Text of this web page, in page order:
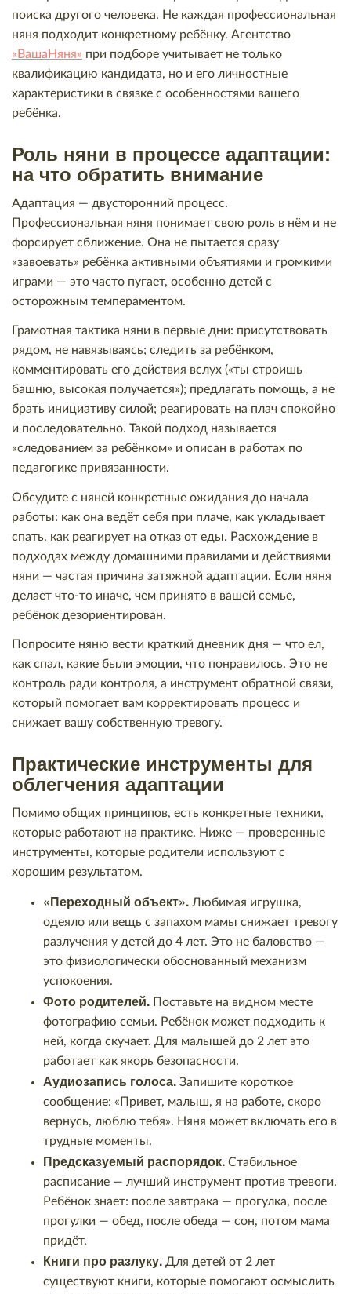
поиска другого человека. Не каждая профессиональная
няня подходит конкретному ребёнку. Агентство
«ВашаНяня» при подборе учитывает не только
квалификацию кандидата, но и его личностные
характеристики в связке с особенностями вашего
ребёнка.
Роль няни в процессе адаптации:
на что обратить внимание
Адаптация — двусторонний процесс.
Профессиональная няня понимает свою роль в нём и не
форсирует сближение. Она не пытается сразу
«завоевать» ребёнка активными объятиями и громкими
играми — это часто пугает, особенно детей с
осторожным темпераментом.
Грамотная тактика няни в первые дни: присутствовать
рядом, не навязываясь; следить за ребёнком,
комментировать его действия вслух («ты строишь
башню, высокая получается»); предлагать помощь, а не
брать инициативу силой; реагировать на плач спокойно
и последовательно. Такой подход называется
«следованием за ребёнком» и описан в работах по
педагогике привязанности.
Обсудите с няней конкретные ожидания до начала
работы: как она ведёт себя при плаче, как укладывает
спать, как реагирует на отказ от еды. Расхождение в
подходах между домашними правилами и действиями
няни — частая причина затяжной адаптации. Если няня
делает что-то иначе, чем принято в вашей семье,
ребёнок дезориентирован.
Попросите няню вести краткий дневник дня — что ел,
как спал, какие были эмоции, что понравилось. Это не
контроль ради контроля, а инструмент обратной связи,
который помогает вам корректировать процесс и
снижает вашу собственную тревогу.
Практические инструменты для
облегчения адаптации
Помимо общих принципов, есть конкретные техники,
которые работают на практике. Ниже — проверенные
инструменты, которые родители используют с
хорошим результатом.
«Переходный объект». Любимая игрушка,
одеяло или вещь с запахом мамы снижает тревогу
разлучения у детей до 4 лет. Это не баловство —
это физиологически обоснованный механизм
успокоения.
Фото родителей. Поставьте на видном месте
фотографию семьи. Ребёнок может подходить к
ней, когда скучает. Для малышей до 2 лет это
работает как якорь безопасности.
Аудиозапись голоса. Запишите короткое
сообщение: «Привет, малыш, я на работе, скоро
вернусь, люблю тебя». Няня может включать его в
трудные моменты.
Предсказуемый распорядок. Стабильное
расписание — лучший инструмент против тревоги.
Ребёнок знает: после завтрака — прогулка, после
прогулки — обед, после обеда — сон, потом мама
придёт.
Книги про разлуку. Для детей от 2 лет
существуют книги, которые помогают осмыслить